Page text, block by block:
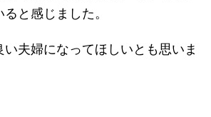
と感じました。
い夫婦になってほしいとも思いま